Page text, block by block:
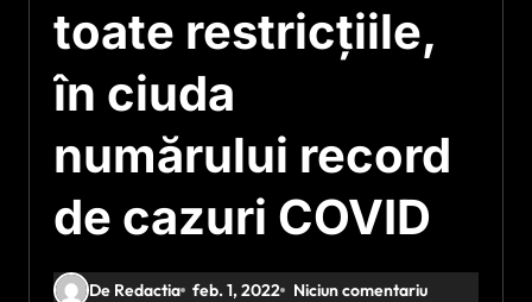
toate restricțiile,
în ciuda
numărului record
de cazuri COVID
De Redactia feb. 1, 2022
Niciun comentariu